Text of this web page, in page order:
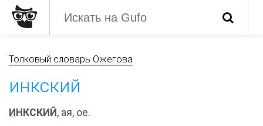
Толковый словарь Ожегова
инкский
И НКСКИЙ , ая, ое.